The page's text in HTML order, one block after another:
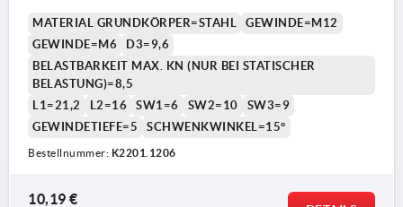
MATERIAL GRUNDKÖRPER=STAHL
GEWINDE=M12
GEWINDE=M6
D3=9,6
BELASTBARKEIT MAX. KN (NUR BEI STATISCHER
BELASTUNG)=8,5
L1=21,2
L2=16 SW1=6 SW2=10
SW3=9
GEWINDETIEFE=5
SCHWENKWINKEL=15°
Bestellnummer: K2201.1206
10,19 €